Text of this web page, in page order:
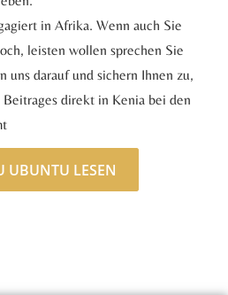
in Afrika. Wenn auch Sie
leisten wollen sprechen Sie
uns darauf und sichern Ihnen zu,
Beitrages direkt in Kenia bei den
UBUNTU LESEN